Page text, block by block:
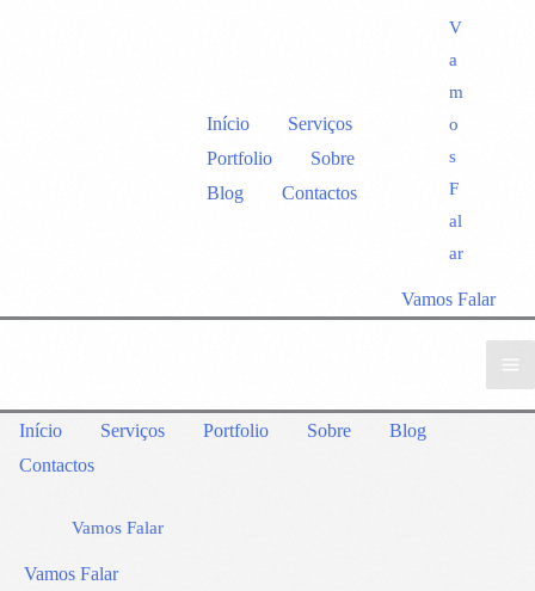
Início
Serviços
Portfolio
Sobre
Blog
Contactos
V
a
m
o
s
F
al
ar
Vamos Falar
Início Serviços Portfolio Sobre
Blog
Contactos
Vamos Falar
Vamos Falar